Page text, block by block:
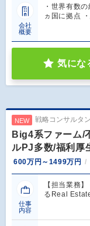
会社
概要
・世界有数
ヵ国に拠点
気にな
NEW 戦略コンサルタ
Big4系ファーム/
ルPJ多数/福利厚
600万円～1499万円
仕事
内容
【担当業務
るReal